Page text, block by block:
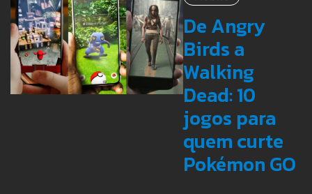
De Angry
Birds a
Walking
Dead: 10
jogos para
quem curte
Pokémon GO